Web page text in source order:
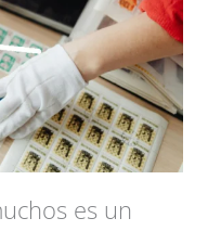
es un